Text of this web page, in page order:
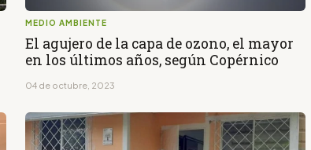
MEDIO AMBIENTE
El agujero de la capa de ozono, el mayor
en los últimos años, según Copérnico
04 de octubre, 2023